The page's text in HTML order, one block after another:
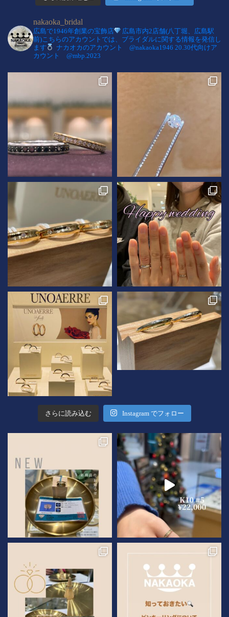
nakaoka_bridal
広島で1946年創業の宝飾店
広島市内2店舗(八丁堀、広島駅
前)こちらのアカウントでは、ブライダルに関する情報を発信し
ます
ナカオカのアカウント @nakaoka1946 20.30代向けア
カウント @mbp.2023
さらに読み込む Instagram でフォロー